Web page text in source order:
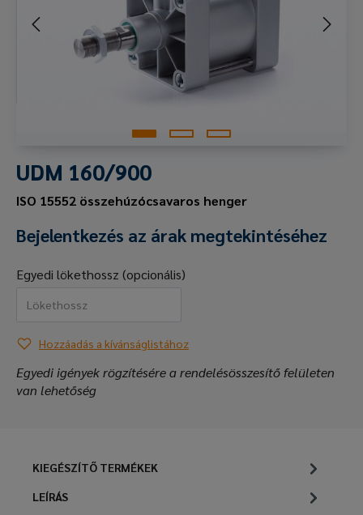
UDM 160/900
ISO 15552 összehúzócsavaros henger
Bejelentkezés az árak megtekintéséhez
Egyedi lökethossz (opcionális)
Hozzáadás a kívánságlistához
Egyedi igények rögzítésére a rendelésösszesítő felületen
van lehetőség
KIEGÉSZÍTŐ TERMÉKEK
LEÍRÁS